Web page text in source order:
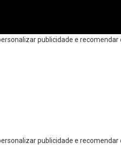
publicidade e
publicidade e